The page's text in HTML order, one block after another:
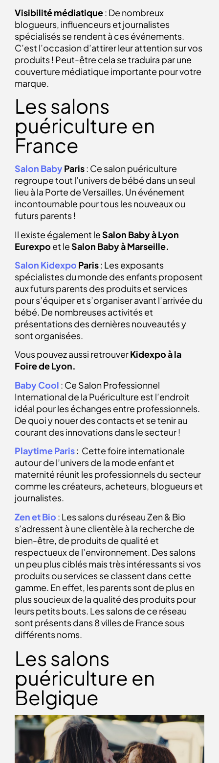
Visibilité médiatique: De nombreux
blogueurs, influenceurs et journalistes
spécialisés se rendent à ces événements.
C’est l’occasion d’attirer leur attention sur vos
produits ! Peut-être cela se traduira par une
couverture médiatique importante pour votre
marque.
Les salons
puériculture en
France
Salon Baby Paris: Ce salon puériculture
regroupe tout l’univers de bébé dans un seul
lieu à la Porte de Versailles. Un événement
incontournable pour tous les nouveaux ou
futurs parents !
Il existe également leSalon Baby à Lyon
Eurexpo et leSalon Baby à Marseille.
Salon Kidexpo Paris: Les exposants
spécialistes du monde des enfants proposent
aux futurs parents des produits et services
pour s’équiper et s’organiser avant l’arrivée du
bébé. De nombreuses activités et
présentations des dernières nouveautés y
sont organisées.
Vous pouvez aussi retrouverKidexpo à la
Foire de Lyon.
Baby Cool : Ce Salon Professionnel
International de la Puériculture est l’endroit
idéal pour les échanges entre professionnels.
De quoi y nouer des contacts et se tenir au
courant des innovations dans le secteur !
Playtime Paris: Cette foire internationale
autour de l’univers de la mode enfant et
maternité réunit les professionnels du secteur
comme les créateurs, acheteurs, blogueurs et
journalistes.
Zen et Bio : Les salons du réseau Zen & Bio
s’adressent à une clientèle à la recherche de
bien-être, de produits de qualité et
respectueux de l’environnement. Des salons
un peu plus ciblés mais très intéressants si vos
produits ou services se classent dans cette
gamme. En effet, les parents sont de plus en
plus soucieux de la qualité des produits pour
leurs petits bouts. Les salons de ce réseau
sont présents dans 8 villes de France sous
différents noms.
Les salons
puériculture en
Belgique